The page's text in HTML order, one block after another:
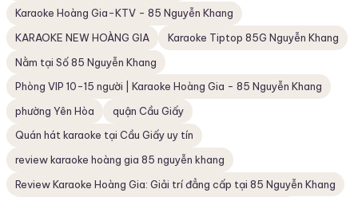
Karaoke Hoàng Gia-KTV - 85 Nguyễn Khang
KARAOKE NEW HOÀNG GIA
Karaoke Tiptop 85G Nguyễn Khang
Nằm tại Số 85 Nguyễn Khang
Phòng VIP 10-15 người | Karaoke Hoàng Gia - 85 Nguyễn Khang
phường Yên Hòa
quận Cầu Giấy
Quán hát karaoke tại Cầu Giấy uy tín
review karaoke hoàng gia 85 nguyễn khang
Review Karaoke Hoàng Gia: Giải trí đẳng cấp tại 85 Nguyễn Khang